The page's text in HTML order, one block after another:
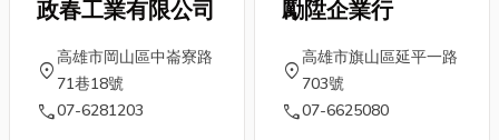
政春工業有限公司
location_on
高雄市岡山區中崙寮路
71巷18號
call07-6281203
勵陞企業行
location_on
高雄市旗山區延平一路
703號
call07-6625080